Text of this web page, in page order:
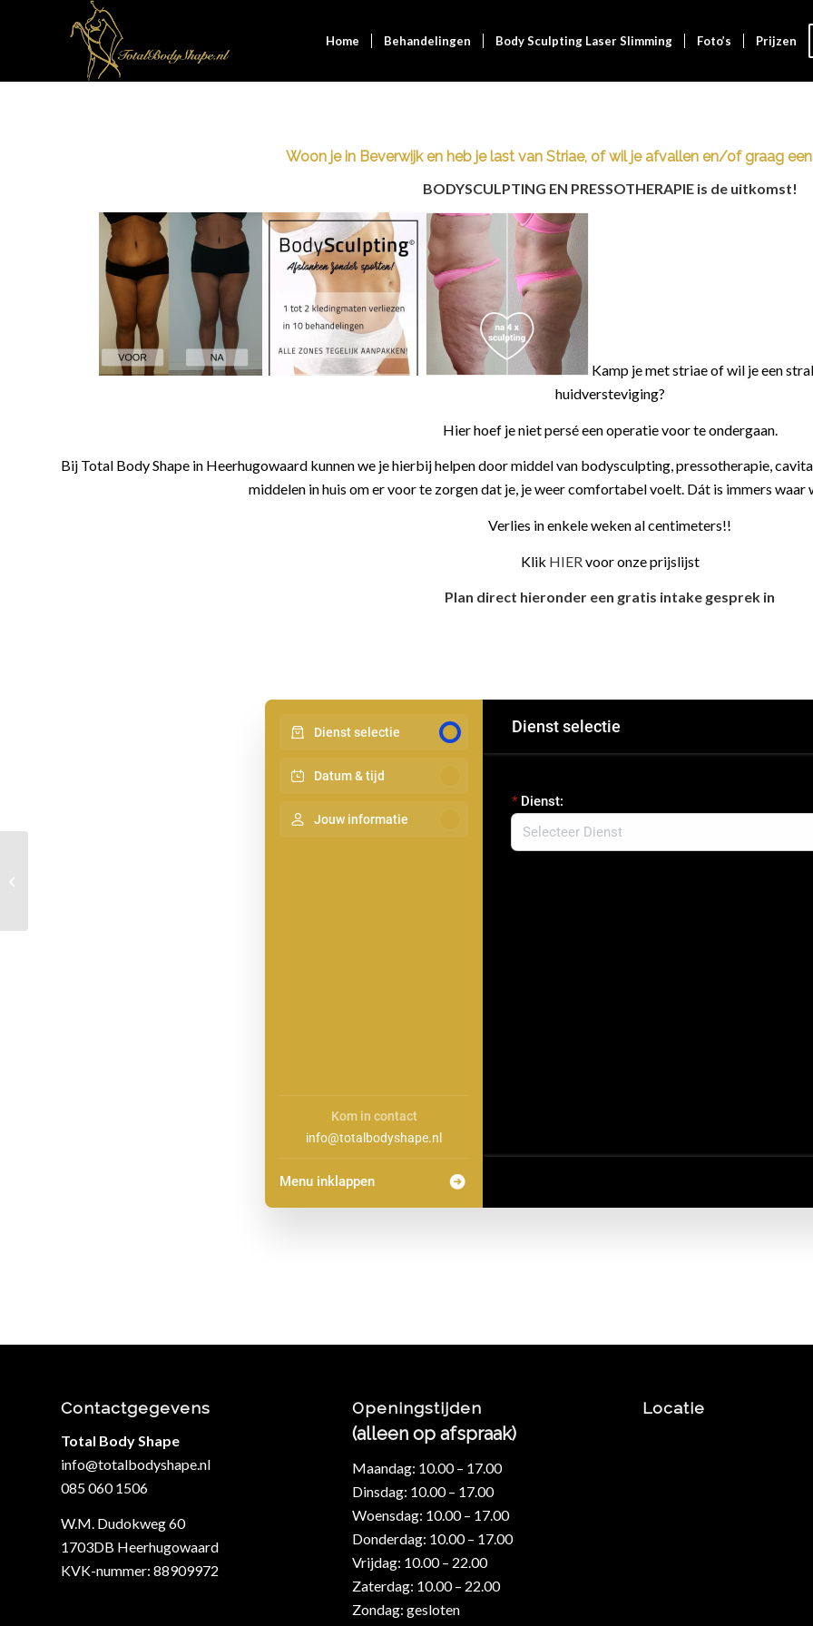
Home Behandelingen Body Sculpting Laser Slimming Foto’s Prijzen
Woon je in Beverwijk en heb je last van Striae, of wil je afvallen en/of graag
BODYSCULPTING EN PRESSOTHERAPIE is de uitkomst!
Kamp je met striae of wil je een
huidversteviging?
Hier hoef je niet persé een operatie voor te ondergaan.
Bij Total Body Shape in Heerhugowaard kunnen we je hierbij helpen door middel van bodysculpting, pressotherapie,
middelen in huis om er voor te zorgen dat je, je weer comfortabel voelt. Dát is immers waar
Verlies in enkele weken al centimeters!!
Klik HIER voor onze prijslijst
Plan direct hieronder een gratis intake gesprek in
Dienst selectie
Datum & tijd
Jouw informatie
Kom in contact
info@totalbodyshape.nl
Menu inklappen
Dienst selectie
Dienst:
Contactgegevens
Total Body Shape
info@totalbodyshape.nl
085 060 1506
W.M. Dudokweg 60
1703DB Heerhugowaard
KVK-nummer: 88909972
Openingstijden
(alleen op afspraak)
Maandag: 10.00 – 17.00
Dinsdag: 10.00 – 17.00
Woensdag: 10.00 – 17.00
Donderdag: 10.00 – 17.00
Vrijdag: 10.00 – 22.00
Zaterdag: 10.00 – 22.00
Zondag: gesloten
Locatie